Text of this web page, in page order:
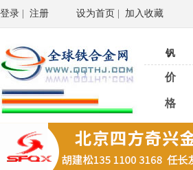
登录 注册 设为首页 加入收藏
钒
价
格